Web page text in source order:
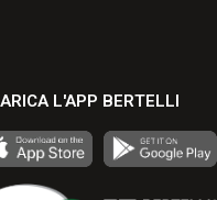
L'APP BERTELLI